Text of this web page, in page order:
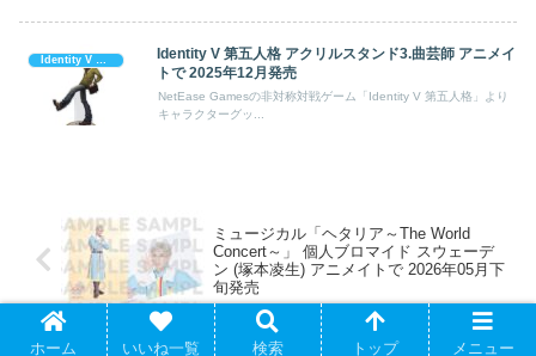
Identity V 第五人格
Identity V 第五人格 アクリルスタンド3.曲芸師 アニメイ
トで 2025年12月発売
NetEase Gamesの非対称対戦ゲーム「Identity V 第五人格」より
キャラクターグッ...
ミュージカル「ヘタリア～The World
Concert～」 個人ブロマイド スウェーデ
ン (塚本凌生) アニメイトで 2026年05月下
旬発売
ホーム いいね一覧 検索 トップ メニュー